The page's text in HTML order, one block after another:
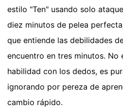
estilo "Ten" usando solo
diez minutos de pelea
que entiende las debilidades
encuentro en tres minutos. No
habilidad con los dedos, es
ignorando por pereza de
cambio rápido.